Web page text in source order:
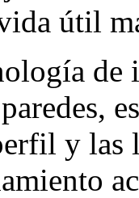
útil
de
y las